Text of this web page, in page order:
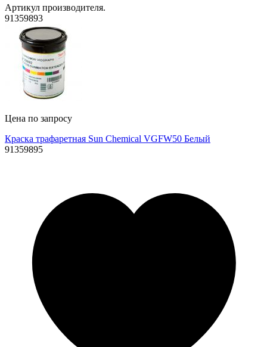
Артикул производителя.
91359893
Цена по запросу
Краска трафаретная Sun Chemical VGFW50 Белый
91359895